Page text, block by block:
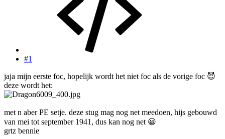
#1
jaja mijn eerste foc, hopelijk wordt het niet foc als de vorige foc 😈
deze wordt het:
met n aber PE setje. deze stug mag nog net meedoen, hijs gebouwd
van mei tot september 1941, dus kan nog net 😀
grtz bennie